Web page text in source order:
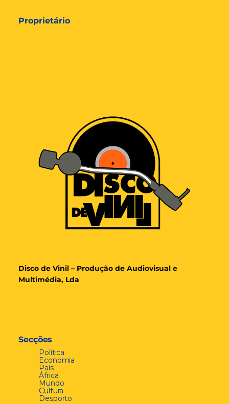
Proprietário
Disco de Vinil – Produção de Audiovisual e
Multimédia, Lda
Secções
Política
Economia
País
África
Mundo
Cultura
Desporto